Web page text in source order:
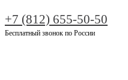
+7 (812) 655-50-50
Бесплатный звонок по России